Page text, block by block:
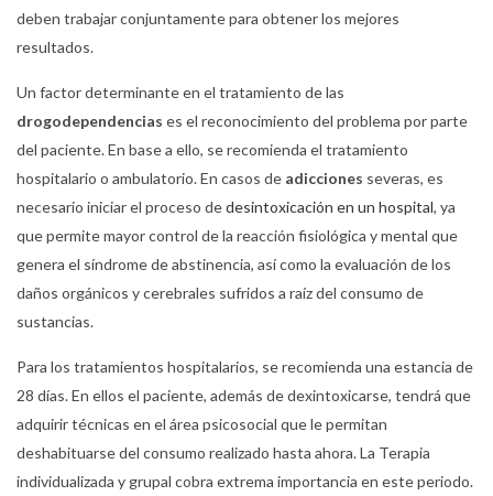
deben trabajar conjuntamente para obtener los mejores
resultados.
Un factor determinante en el tratamiento de las
drogodependencias es el reconocimiento del problema por parte
del paciente. En base a ello, se recomienda el tratamiento
hospitalario o ambulatorio. En casos de adicciones severas, es
necesario iniciar el proceso dedesintoxicación en un hospital, ya
que permite mayor control de la reacción fisiológica y mental que
genera el síndrome de abstinencia, así como la evaluación de los
daños orgánicos y cerebrales sufridos a raíz del consumo de
sustancias.
Para los tratamientos hospitalarios, se recomienda una estancia de
28 días. En ellos el paciente, además de dexintoxicarse, tendrá que
adquirir técnicas en el área psicosocial que le permitan
deshabituarse del consumo realizado hasta ahora. La Terapia
individualizada y grupal cobra extrema importancia en este periodo.